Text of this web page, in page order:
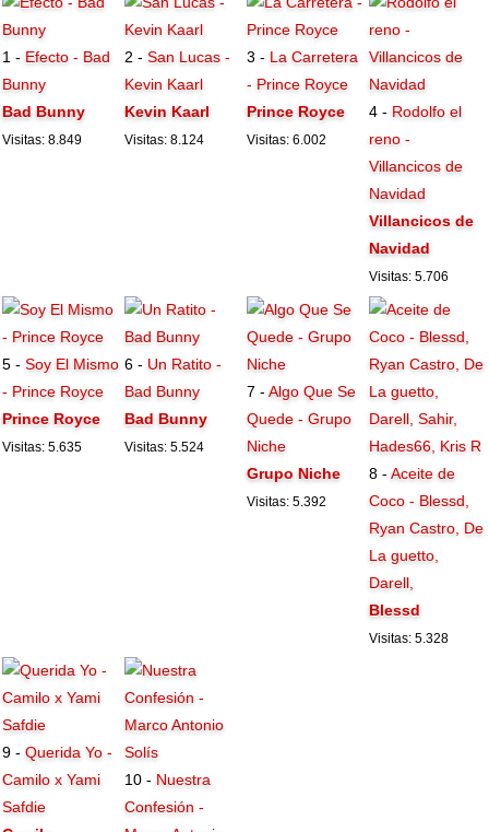
1 - Efecto - Bad
Bunny
Bad Bunny
Visitas: 8.849
2 -San Lucas -
Kevin Kaarl
Kevin Kaarl
Visitas: 8.124
3 - La Carretera
- Prince Royce
Prince Royce
Visitas: 6.002
4 - Rodolfo el
reno -
Villancicos de
Navidad
Villancicos de
Navidad
Visitas: 5.706
5 -Soy El Mismo
- Prince Royce
Prince Royce
Visitas: 5.635
6 - Un Ratito -
Bad Bunny
Bad Bunny
Visitas: 5.524
7 -Algo Que Se
Quede - Grupo
Niche
Grupo Niche
Visitas: 5.392
8 -Aceite de
Coco - Blessd,
Ryan Castro, De
La guetto,
Darell,
Blessd
Visitas: 5.328
9 -Querida Yo -
Camilo x Yami
Safdie
10 - Nuestra
Confesión -